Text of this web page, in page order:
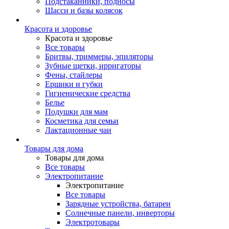
Шасси и базы колясок
Красота и здоровье
Красота и здоровье
Все товары
Бритвы, триммеры, эпиляторы
Зубные щетки, ирригаторы
Фены, стайлеры
Ершики и губки
Гигиенические средства
Белье
Подушки для мам
Косметика для семьи
Лактационные чаи
Товары для дома
Товары для дома
Все товары
Электропитание
Электропитание
Все товары
Зарядные устройства, батареи
Солнечные панели, инверторы
Электротовары